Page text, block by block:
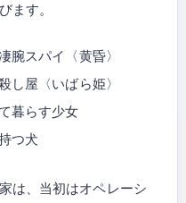
ます。
腕スパイ〈黄昏〉
し屋〈いばら姫〉
暮らす少女
つ犬
は、当初はオペレーシ